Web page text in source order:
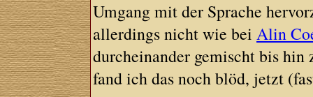
Umgang mit der Sprache
allerdings nicht wie beiAlin
durcheinander gemischt bis
fand ich das noch blöd, jetzt